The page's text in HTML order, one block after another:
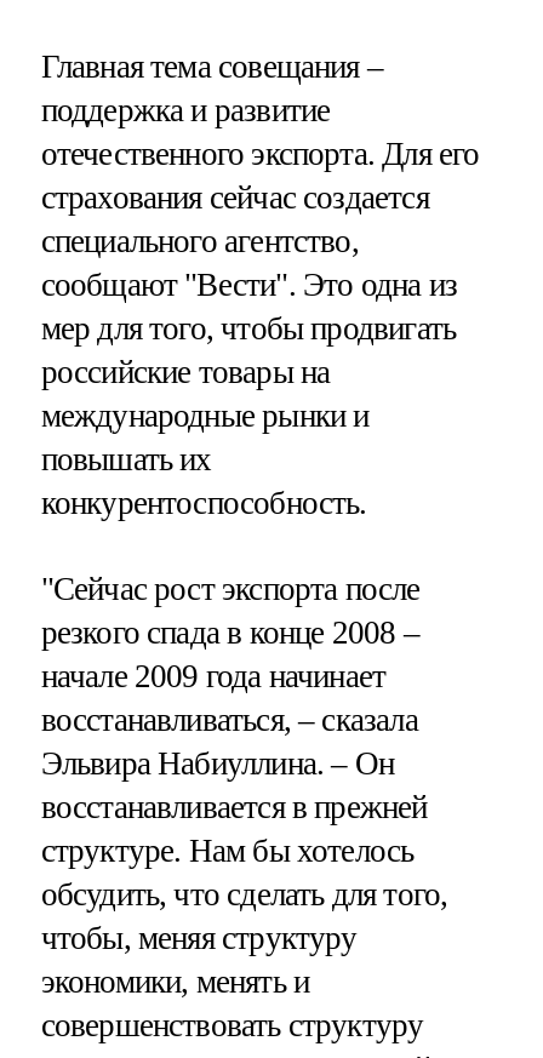
Главная тема совещания –
поддержка и развитие
отечественного экспорта. Для его
страхования сейчас создается
специального агентство,
сообщают "Вести". Это одна из
мер для того, чтобы продвигать
российские товары на
международные рынки и
повышать их
конкурентоспособность.
"Сейчас рост экспорта после
резкого спада в конце 2008 –
начале 2009 года начинает
восстанавливаться, – сказала
Эльвира Набиуллина. – Он
восстанавливается в прежней
структуре. Нам бы хотелось
обсудить, что сделать для того,
чтобы, меняя структуру
экономики, менять и
совершенствовать структуру